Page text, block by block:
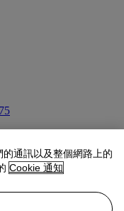
in enamel,
incised copper
通訊以及整個網路上的
Cookie 通知